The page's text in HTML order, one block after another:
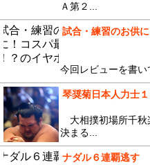
Ａ第２...
試合・練習のお供
今回レビューを書い
琴奨菊日本人力士
大相撲初場所千秋
決まる...
ナダル６連覇逃す